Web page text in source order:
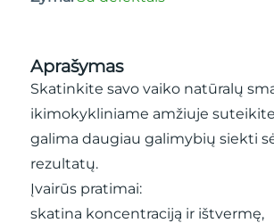
Aprašymas
Skatinkite savo vaiko natūralų
ikimokykliniame amžiuje
galima daugiau galimybių siekti
rezultatų.
Įvairūs pratimai:
skatina koncentraciją ir ištvermę,